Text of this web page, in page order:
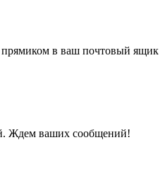
прямиком в ваш почтовый ящик
Ждем ваших сообщений!